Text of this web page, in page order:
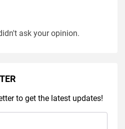
ask your opinion.
to get the latest updates!